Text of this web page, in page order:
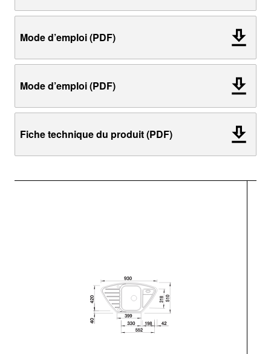
Mode d’emploi (PDF)
Mode d’emploi (PDF)
Fiche technique du produit (PDF)